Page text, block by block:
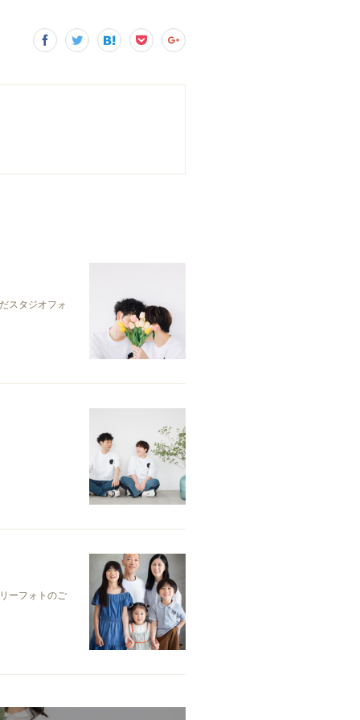
スタジオフォ
ーフォトのご